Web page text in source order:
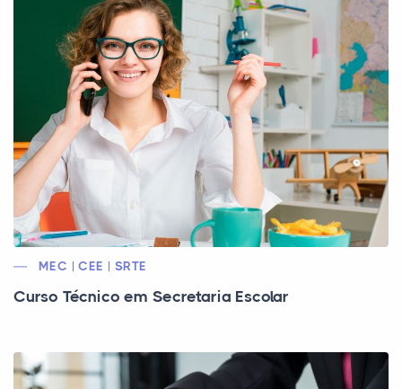
MEC | CEE | SRTE
Curso Técnico em Secretaria Escolar